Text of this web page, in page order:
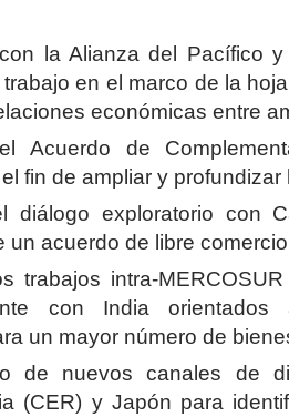
la Alianza del Pacífico
en el marco de la
económicas entre
Acuerdo de
fin de ampliar y
diálogo exploratorio con
un acuerdo de libre
trabajos intra-
con India orientados
un mayor número de
de nuevos canales de
(CER) y Japón para